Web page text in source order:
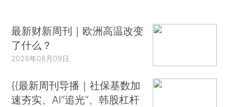
最新财新周刊｜欧洲高温改变
了什么？
2026年08月09日
{{最新周刊导播｜社保基数加
速夯实、AI“追光”、韩股杠杆